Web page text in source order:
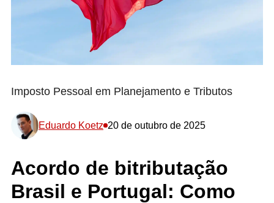
Imposto Pessoal em Planejamento e Tributos
Eduardo Koetz 20 de outubro de 2025
Acordo de bitributação
Brasil e Portugal: Como